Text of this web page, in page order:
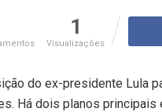
1
Visualizações
do ex-presidente Lula
Há dois planos principais